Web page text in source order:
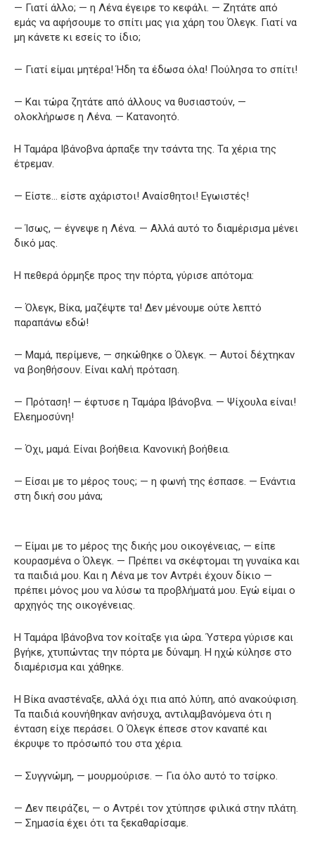
— Γιατί άλλο; — η Λένα έγειρε το κεφάλι. — Ζητάτε από
εμάς να αφήσουμε το σπίτι μας για χάρη του Όλεγκ. Γιατί να
μη κάνετε κι εσείς το ίδιο;
— Γιατί είμαι μητέρα! Ήδη τα έδωσα όλα! Πούλησα το σπίτι!
— Και τώρα ζητάτε από άλλους να θυσιαστούν, —
ολοκλήρωσε η Λένα. — Κατανοητό.
Η Ταμάρα Ιβάνοβνα άρπαξε την τσάντα της. Τα χέρια της
έτρεμαν.
— Είστε… είστε αχάριστοι! Αναίσθητοι! Εγωιστές!
— Ίσως, — έγνεψε η Λένα. — Αλλά αυτό το διαμέρισμα μένει
δικό μας.
Η πεθερά όρμηξε προς την πόρτα, γύρισε απότομα:
— Όλεγκ, Βίκα, μαζέψτε τα! Δεν μένουμε ούτε λεπτό
παραπάνω εδώ!
— Μαμά, περίμενε, — σηκώθηκε ο Όλεγκ. — Αυτοί δέχτηκαν
να βοηθήσουν. Είναι καλή πρόταση.
— Πρόταση! — έφτυσε η Ταμάρα Ιβάνοβνα. — Ψίχουλα είναι!
Ελεημοσύνη!
— Όχι, μαμά. Είναι βοήθεια. Κανονική βοήθεια.
— Είσαι με το μέρος τους; — η φωνή της έσπασε. — Ενάντια
στη δική σου μάνα;
— Είμαι με το μέρος της δικής μου οικογένειας, — είπε
κουρασμένα ο Όλεγκ. — Πρέπει να σκέφτομαι τη γυναίκα και
τα παιδιά μου. Και η Λένα με τον Αντρέι έχουν δίκιο —
πρέπει μόνος μου να λύσω τα προβλήματά μου. Εγώ είμαι ο
αρχηγός της οικογένειας.
Η Ταμάρα Ιβάνοβνα τον κοίταξε για ώρα. Ύστερα γύρισε και
βγήκε, χτυπώντας την πόρτα με δύναμη. Η ηχώ κύλησε στο
διαμέρισμα και χάθηκε.
Η Βίκα αναστέναξε, αλλά όχι πια από λύπη, από ανακούφιση.
Τα παιδιά κουνήθηκαν ανήσυχα, αντιλαμβανόμενα ότι η
ένταση είχε περάσει. Ο Όλεγκ έπεσε στον καναπέ και
έκρυψε το πρόσωπό του στα χέρια.
— Συγγνώμη, — μουρμούρισε. — Για όλο αυτό το τσίρκο.
— Δεν πειράζει, — ο Αντρέι τον χτύπησε φιλικά στην πλάτη.
— Σημασία έχει ότι τα ξεκαθαρίσαμε.